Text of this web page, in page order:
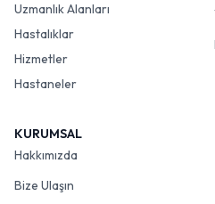
Uzmanlık Alanları
Hastalıklar
Hizmetler
Hastaneler
KURUMSAL
Hakkımızda
Bize Ulaşın